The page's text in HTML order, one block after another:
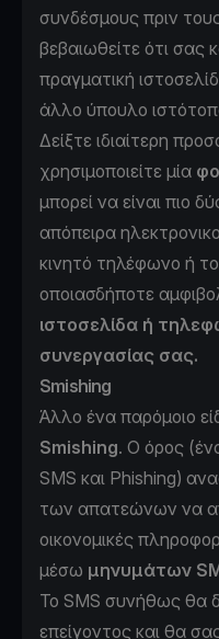
συνδέσμους πριν
βεβαιωθείτε ότι σας
πραγματική
άλλο ύπουλο
Δείξτε ιδιαίτερη
χρησιμοποιείτε μία
μπορεί να είναι πιο
απόπειρα
κινητό τηλέφωνο ή
οποιασδήποτε
ιστοσελίδα ή
συνεργασίας σας.
Smishing
Άλλο ένα παρόμοιο
Smishing. Ο όρος
SMS και Phishing)
των απατεώνων να
οικονομικές
μέσω μηνυμάτων
Το SMS συνήθως θα
επείγοντος και θα